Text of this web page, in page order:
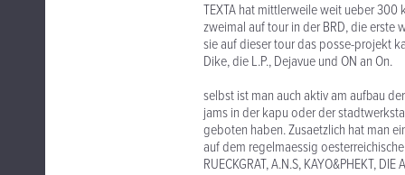
TEXTA hat mittlerweile weit ueber
zweimal auf tour in der BRD, die
sie auf dieser tour das posse-projekt
Dike, die L.P., Dejavue und ON an On.
selbst ist man auch aktiv am aufbau
jams in der kapu oder der
geboten haben. Zusaetzlich hat man
auf dem regelmaessig
RUECKGRAT, A.N.S, KAYO&PHEKT,